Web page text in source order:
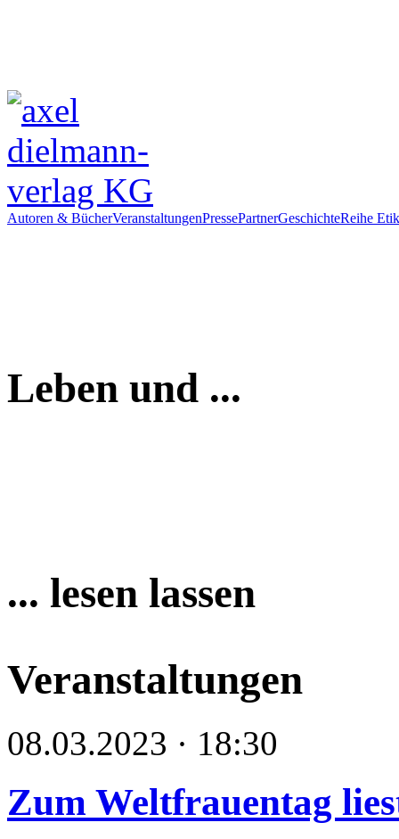
Autoren & BücherVeranstaltungenPressePartnerGeschichteReihe
Leben und ...
... lesen lassen
Veranstaltungen
08.03.2023 · 18:30
Zum Weltfrauentag